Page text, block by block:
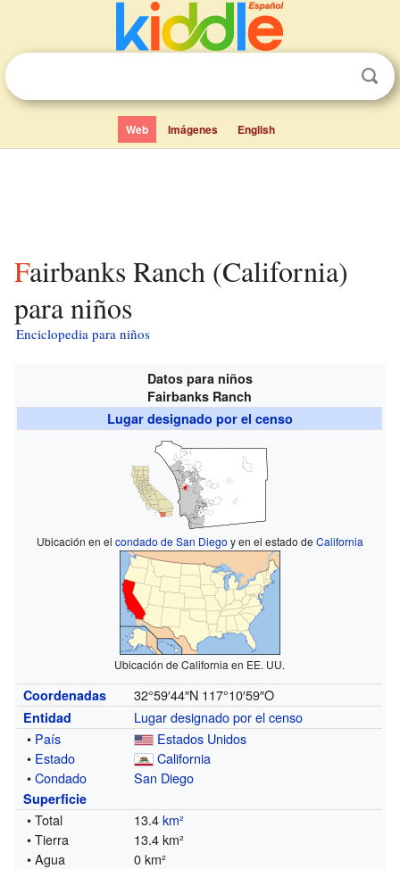
Web Imágenes English
Fairbanks Ranch (California)
para niños
Enciclopedia para niños
Datos para niños
Fairbanks Ranch
Lugar designado por el censo
Ubicación en el condado de San Diego y en el estado de California
Ubicación de California en EE. UU.
Coordenadas 32°59′44″N 117°10′59″O
Entidad
Lugar designado por el censo
• País
Estados Unidos
• Estado
California
•Condado San Diego
Superficie
• Total 13.4km²
• Tierra
13.4 km²
• Agua
0 km²